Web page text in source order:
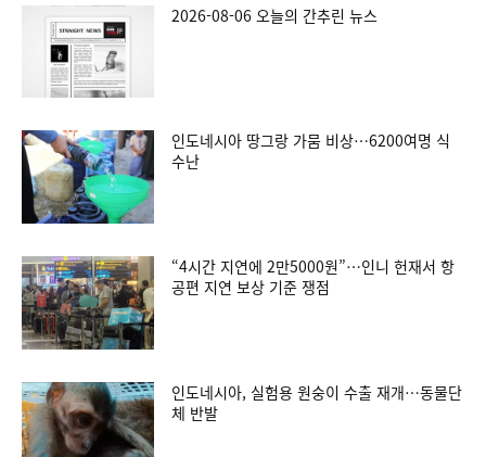
2026-08-06 오늘의 간추린 뉴스
인도네시아 땅그랑 가뭄 비상…6200여명 식
수난
“4시간 지연에 2만5000원”…인니 헌재서 항
공편 지연 보상 기준 쟁점
인도네시아, 실험용 원숭이 수출 재개…동물단
체 반발